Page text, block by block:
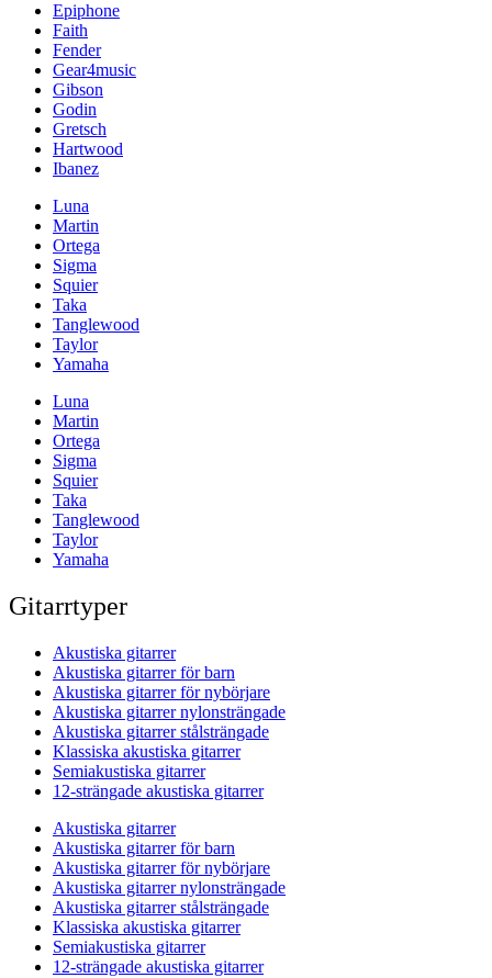
Epiphone
Faith
Fender
Gear4music
Gibson
Godin
Gretsch
Hartwood
Ibanez
Luna
Martin
Ortega
Sigma
Squier
Taka
Tanglewood
Taylor
Yamaha
Luna
Martin
Ortega
Sigma
Squier
Taka
Tanglewood
Taylor
Yamaha
Gitarrtyper
Akustiska gitarrer
Akustiska gitarrer för barn
Akustiska gitarrer för nybörjare
Akustiska gitarrer nylonsträngade
Akustiska gitarrer stålsträngade
Klassiska akustiska gitarrer
Semiakustiska gitarrer
12-strängade akustiska gitarrer
Akustiska gitarrer
Akustiska gitarrer för barn
Akustiska gitarrer för nybörjare
Akustiska gitarrer nylonsträngade
Akustiska gitarrer stålsträngade
Klassiska akustiska gitarrer
Semiakustiska gitarrer
12-strängade akustiska gitarrer